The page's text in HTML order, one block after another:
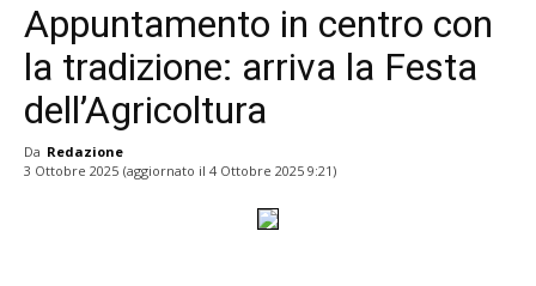
Appuntamento in centro con
la tradizione: arriva la Festa
dell’Agricoltura
Da Redazione
3 Ottobre 2025 (aggiornato il 4 Ottobre 2025 9:21)